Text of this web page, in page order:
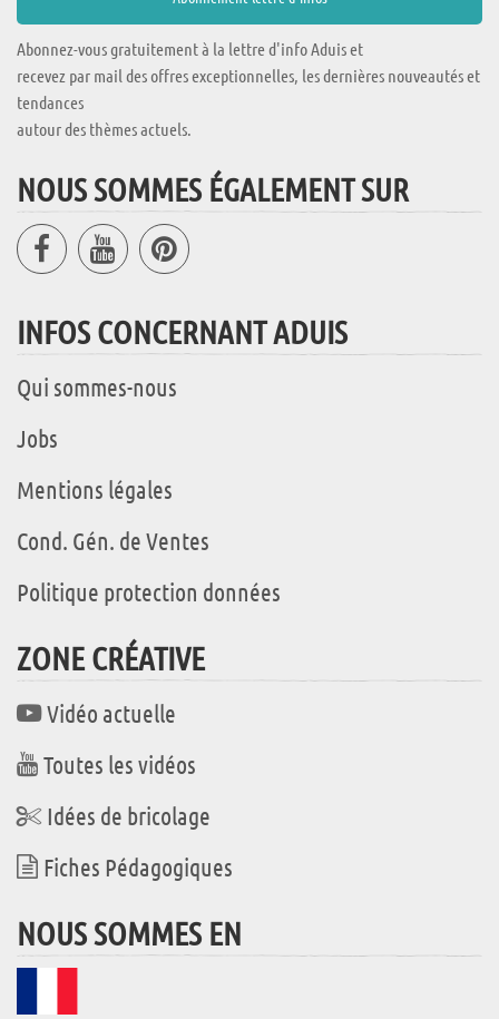
Abonnez-vous gratuitement à la lettre d'info Aduis et
recevez par mail des offres exceptionnelles, les dernières nouveautés et
tendances
autour des thèmes actuels.
NOUS SOMMES ÉGALEMENT SUR
INFOS CONCERNANT ADUIS
Qui sommes-nous
Jobs
Mentions légales
Cond. Gén. de Ventes
Politique protection données
ZONE CRÉATIVE
Vidéo actuelle
Toutes les vidéos
Idées de bricolage
Fiches Pédagogiques
NOUS SOMMES EN